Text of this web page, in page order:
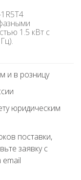
1.5 кВт с
и в розницу
юридическим
поставки,
заявку с
email